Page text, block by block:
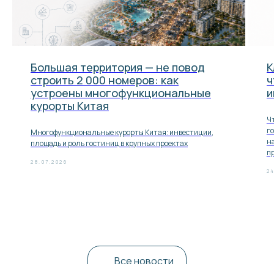
Большая территория — не повод
строить 2 000 номеров: как
устроены многофункциональные
курорты Китая
Многофункциональные курорты Китая: инвестиции,
площадь и роль гостиниц в крупных проектах
28.07.2026
Все новости